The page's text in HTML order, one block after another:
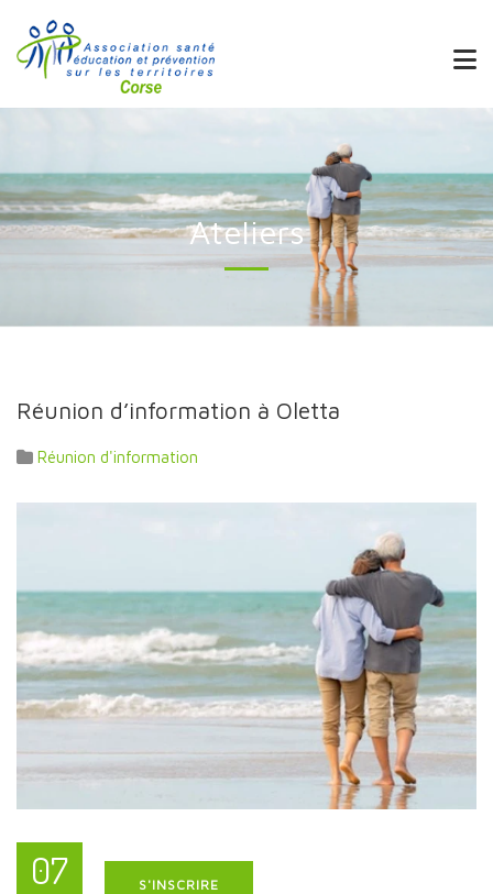
Ateliers
Réunion d’information à Oletta
Réunion d'information
07 S'INSCRIRE